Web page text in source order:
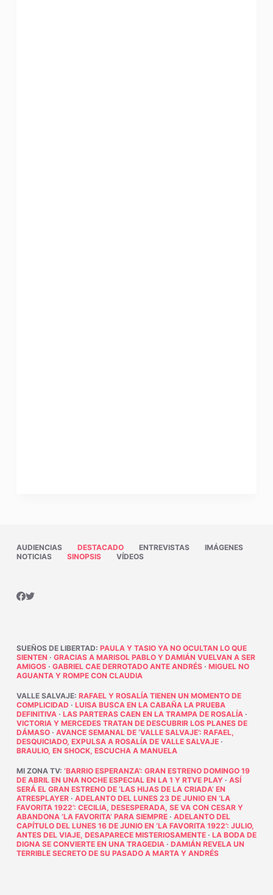
AUDIENCIAS DESTACADO ENTREVISTAS
IMÁGENES
NOTICIAS
SINOPSIS VÍDEOS
SUEÑOS DE LIBERTAD: PAULA Y TASIO YA NO OCULTAN LO QUE
SIENTEN · GRACIAS A MARISOL PABLO Y DAMIÁN VUELVAN A SER
AMIGOS· GABRIEL CAE DERROTADO ANTE ANDRÉS· MIGUEL NO
AGUANTA Y ROMPE CON CLAUDIA
VALLE SALVAJE: RAFAEL Y ROSALÍA TIENEN UN MOMENTO DE
COMPLICIDAD · LUISA BUSCA EN LA CABAÑA LA PRUEBA
DEFINITIVA· LAS PARTERAS CAEN EN LA TRAMPA DE ROSALÍA·
VICTORIA Y MERCEDES TRATAN DE DESCUBRIR LOS PLANES DE
DÁMASO· AVANCE SEMANAL DE ‘VALLE SALVAJE’: RAFAEL,
DESQUICIADO, EXPULSA A ROSALÍA DE VALLE SALVAJE·
BRAULIO, EN SHOCK, ESCUCHA A MANUELA
MI ZONA TV: ‘BARRIO ESPERANZA’: GRAN ESTRENO DOMINGO 19
DE ABRIL EN UNA NOCHE ESPECIAL EN LA 1 Y RTVE PLAY· ASÍ
SERÁ EL GRAN ESTRENO DE ‘LAS HIJAS DE LA CRIADA’ EN
ATRESPLAYER· ADELANTO DEL LUNES 23 DE JUNIO EN ‘LA
FAVORITA 1922’: CECILIA, DESESPERADA, SE VA CON CESAR Y
ABANDONA ‘LA FAVORITA’ PARA SIEMPRE· ADELANTO DEL
CAPÍTULO DEL LUNES 16 DE JUNIO EN ‘LA FAVORITA 1922’: JULIO,
ANTES DEL VIAJE, DESAPARECE MISTERIOSAMENTE· LA BODA DE
DIGNA SE CONVIERTE EN UNA TRAGEDIA· DAMIÁN REVELA UN
TERRIBLE SECRETO DE SU PASADO A MARTA Y ANDRÉS